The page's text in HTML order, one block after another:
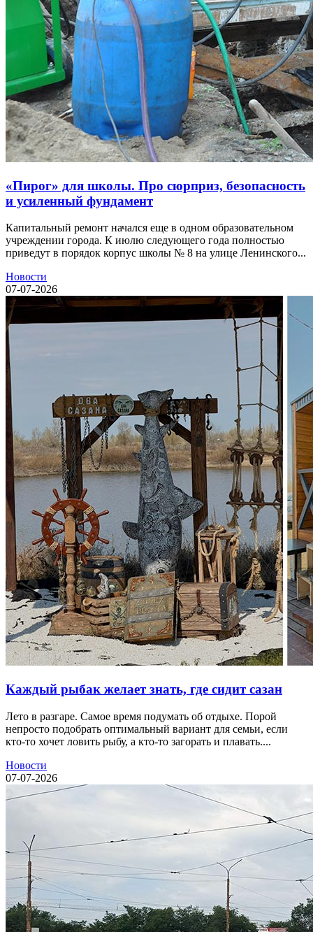
«Пирог» для школы. Про сюрприз, безопасность
и усиленный фундамент
Капитальный ремонт начался еще в одном образовательном
учреждении города. К июлю следующего года полностью
приведут в порядок корпус школы № 8 на улице Ленинского...
Новости
07-07-2026
Каждый рыбак желает знать, где сидит сазан
Лето в разгаре. Самое время подумать об отдыхе. Порой
непросто подобрать оптимальный вариант для семьи, если
кто-то хочет ловить рыбу, а кто-то загорать и плавать....
Новости
07-07-2026